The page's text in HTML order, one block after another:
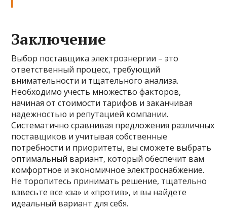
Заключение
Выбор поставщика электроэнергии – это
ответственный процесс, требующий
внимательности и тщательного анализа.
Необходимо учесть множество факторов,
начиная от стоимости тарифов и заканчивая
надежностью и репутацией компании.
Систематично сравнивая предложения различных
поставщиков и учитывая собственные
потребности и приоритеты, вы сможете выбрать
оптимальный вариант, который обеспечит вам
комфортное и экономичное электроснабжение.
Не торопитесь принимать решение, тщательно
взвесьте все «за» и «против», и вы найдете
идеальный вариант для себя.